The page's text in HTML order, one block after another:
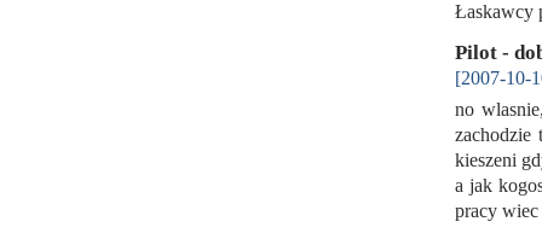
Łaskawcy
Pilot -
[2007-10-
no
zachodzie
kieszeni
a jak
pracy